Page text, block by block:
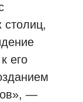
столиц,
его
—